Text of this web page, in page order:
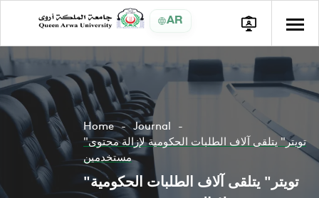
AR
Home
Journal
"تويتر" يتلقى آلاف الطلبات الحكومية لإزالة محتوى
مستخدمين
"تويتر" يتلقى آلاف الطلبات الحكومية